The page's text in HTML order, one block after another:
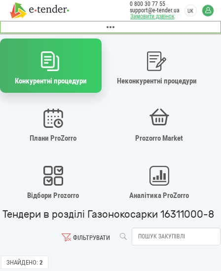
Замовити дзвінок
0 800 30 77 55
support@e-tender.ua
UK
Конкурентні процедури Неконкурентні процедури
Плани ProZorro Prozorro Market
Відбори Prozorro Аналітика ProZorro
Тендери в розділі Газонокосарки 16311000-8
ФІЛЬТРУВАТИ
ЗНАЙДЕНО: 2